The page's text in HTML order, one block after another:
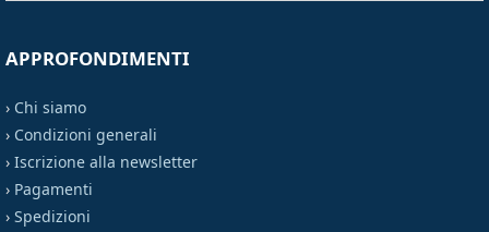
APPROFONDIMENTI
› Chi siamo
› Condizioni generali
› Iscrizione alla newsletter
› Pagamenti
› Spedizioni